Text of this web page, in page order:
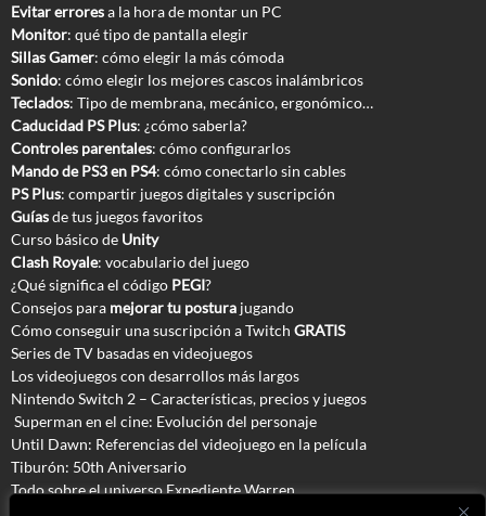
Evitar erroresa la hora de montar un PC
Monitor: qué tipo de pantalla elegir
Sillas Gamer: cómo elegir la más cómoda
Sonido: cómo elegir los mejores cascos inalámbricos
Teclados: Tipo de membrana, mecánico, ergonómico…
Caducidad PS Plus: ¿cómo saberla?
Controles parentales: cómo configurarlos
Mando de PS3 en PS4: cómo conectarlo sin cables
PS Plus: compartir juegos digitales y suscripción
Guíasde tus juegos favoritos
Curso básico de Unity
Clash Royale: vocabulario del juego
¿Qué significa el código PEGI?
Consejos para mejorar tu postura jugando
Cómo conseguir una suscripción a Twitch GRATIS
Series de TV basadas en videojuegos
Los videojuegos con desarrollos más largos
Nintendo Switch 2 – Características, precios y juegos
Superman en el cine: Evolución del personaje
Until Dawn: Referencias del videojuego en la película
Tiburón: 50th Aniversario
Todo sobre el universo Expediente Warren